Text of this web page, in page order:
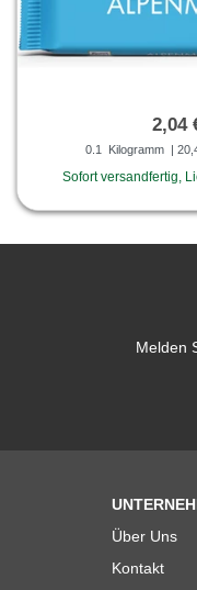
2,04
0.1 Kilogramm |
Sofort versandfertig,
Melden
Über Uns
Kontakt